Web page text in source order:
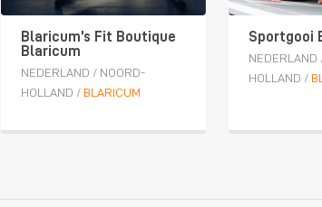
Blaricum’s Fit Boutique
Blaricum
NEDERLAND / NOORD-
HOLLAND / BLARICUM
Sportgooi
NEDERLAND
HOLLAND /